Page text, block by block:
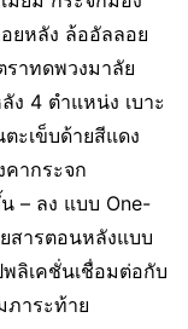
ยหลัง ล้ออัลลอย
าทดพวงมาลัย
ง 4 ตำแหน่ง เบาะ
ะเข็บด้ายสีแดง
ากระจก
– ลง แบบ One-
สารตอนหลังแบบ
ลิเคชั่นเชื่อมต่อกับ
ภาระท้าย